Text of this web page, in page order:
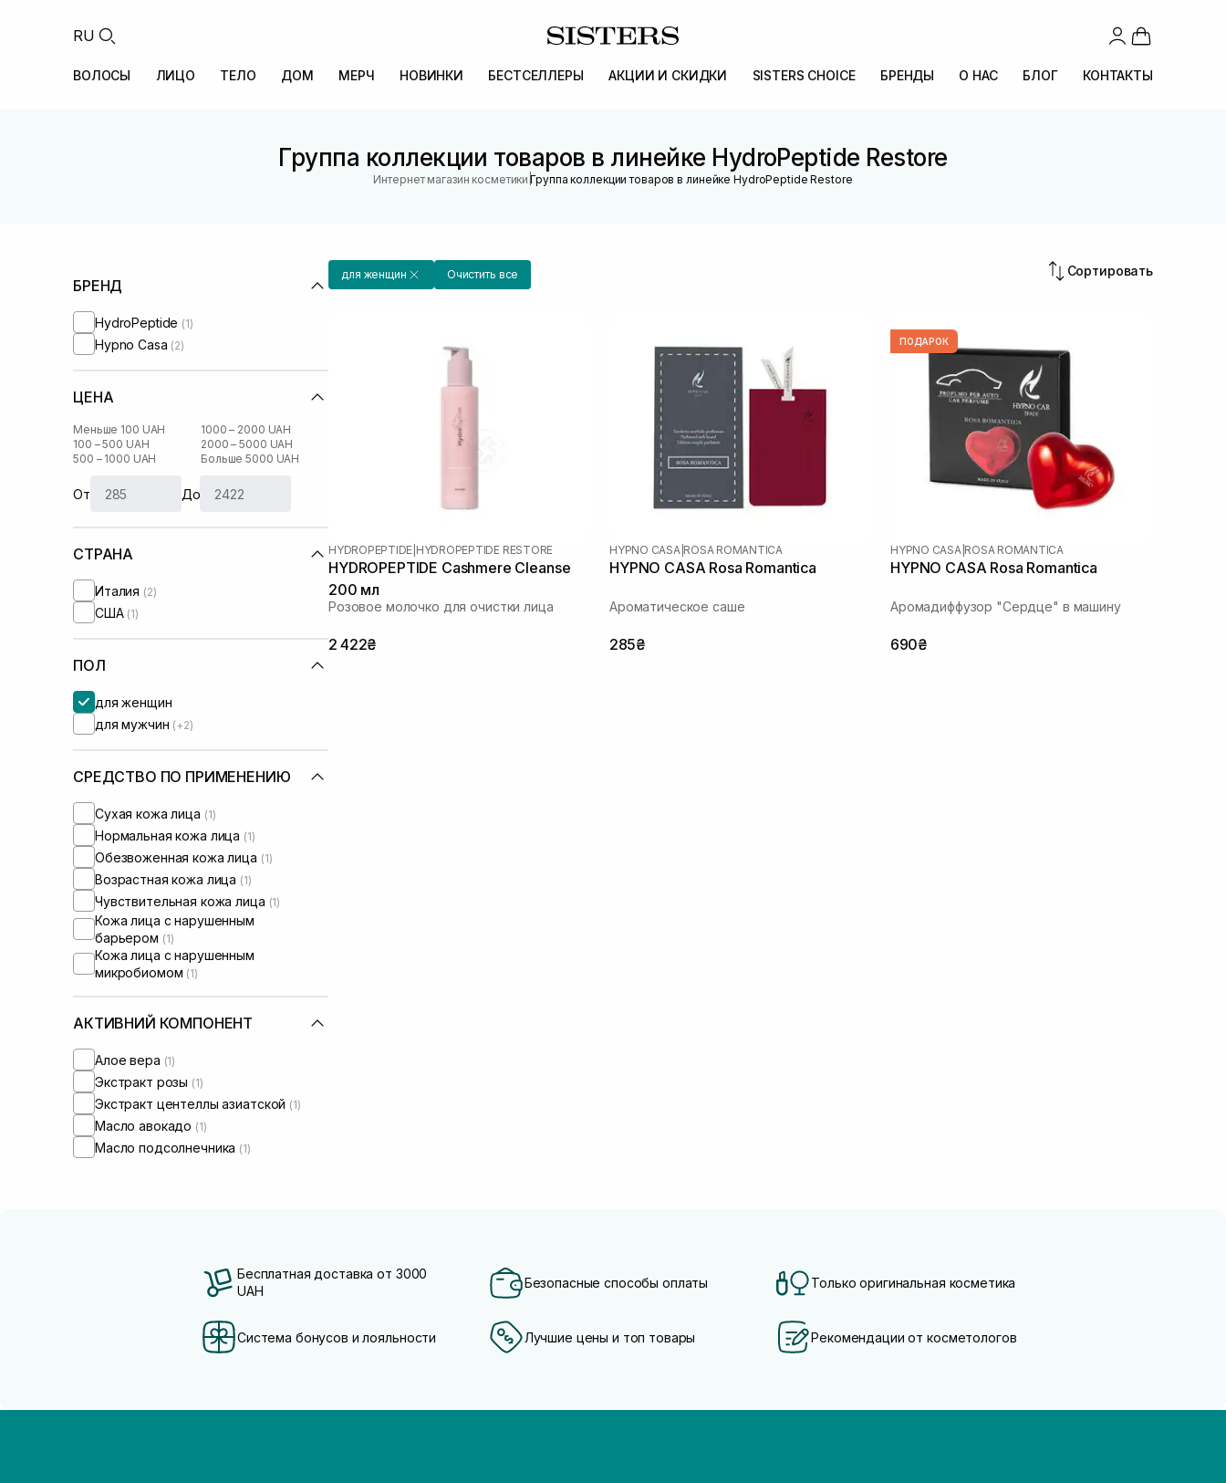
RU
ВОЛОСЫ ЛИЦО ТЕЛО ДОМ МЕРЧ НОВИНКИ БЕСТСЕЛЛЕРЫ АКЦИИ И СКИДКИ SISTERS CHOICE БРЕНДЫ О НАС БЛОГ КОНТАКТЫ
Группа коллекции товаров в линейке HydroPeptide Restore
Интернет магазин косметики |Группа коллекции товаров в линейке HydroPeptide Restore
БРЕНД
HydroPeptide (1)
Hypno Casa (2)
ЦЕНА
Меньше 100 UAH
100 – 500 UAH
500 – 1000 UAH
1000 – 2000 UAH
2000 – 5000 UAH
Больше 5000 UAH
От До
СТРАНА
Италия (2)
США (1)
ПОЛ
для женщин
для мужчин (+2)
СРЕДСТВО ПО ПРИМЕНЕНИЮ
Сухая кожа лица (1)
Нормальная кожа лица (1)
Обезвоженная кожа лица (1)
Возрастная кожа лица (1)
Чувствительная кожа лица (1)
Кожа лица с нарушенным
барьером (1)
Кожа лица с нарушенным
микробиомом (1)
АКТИВНИЙ КОМПОНЕНТ
Алое вера (1)
Экстракт розы (1)
Экстракт центеллы азиатской (1)
Масло авокадо (1)
Масло подсолнечника (1)
для женщин Очистить все Сортировать
HYDROPEPTIDE HYDROPEPTIDE RESTORE
HYDROPEPTIDE Cashmere Cleanse
200 мл
Розовое молочко для очистки лица
2 422₴
HYPNO CASA ROSA ROMANTICA
HYPNO CASA Rosa Romantica
Ароматическое саше
285₴
ПОДАРОК
HYPNO CASA ROSA ROMANTICA
HYPNO CASA Rosa Romantica
Аромадиффузор "Сердце" в машину
690₴
Бесплатная доставка от 3000
UAH
Безопасные способы оплаты Только оригинальная косметика
Система бонусов и лояльности Лучшие цены и топ товары Рекомендации от косметологов